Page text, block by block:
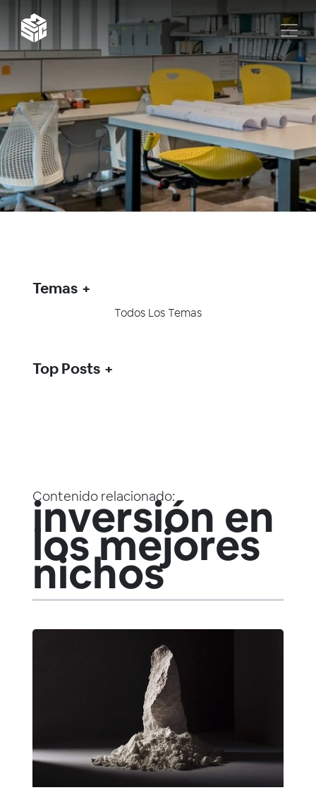
Contenido relacionado:
inversión en
los mejores
nichos
Temas
Todos Los Temas
Top Posts